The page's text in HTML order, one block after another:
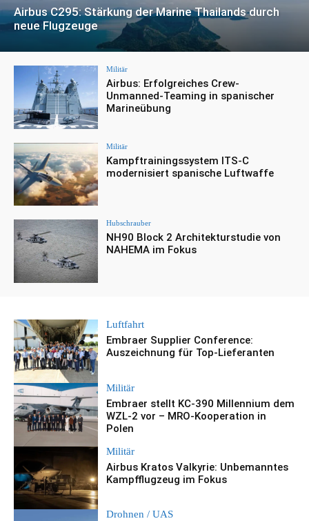
Airbus C295: Stärkung der Marine Thailands durch
neue Flugzeuge
Militär
Airbus: Erfolgreiches Crew-
Unmanned-Teaming in spanischer
Marineübung
Militär
Kampftrainingssystem ITS-C
modernisiert spanische Luftwaffe
Hubschrauber
NH90 Block 2 Architekturstudie von
NAHEMA im Fokus
Luftfahrt
Embraer Supplier Conference:
Auszeichnung für Top-Lieferanten
Militär
Embraer stellt KC-390 Millennium dem
WZL-2 vor – MRO-Kooperation in
Polen
Militär
Airbus Kratos Valkyrie: Unbemanntes
Kampfflugzeug im Fokus
Drohnen / UAS